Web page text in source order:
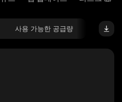
사용 가능한 공급량